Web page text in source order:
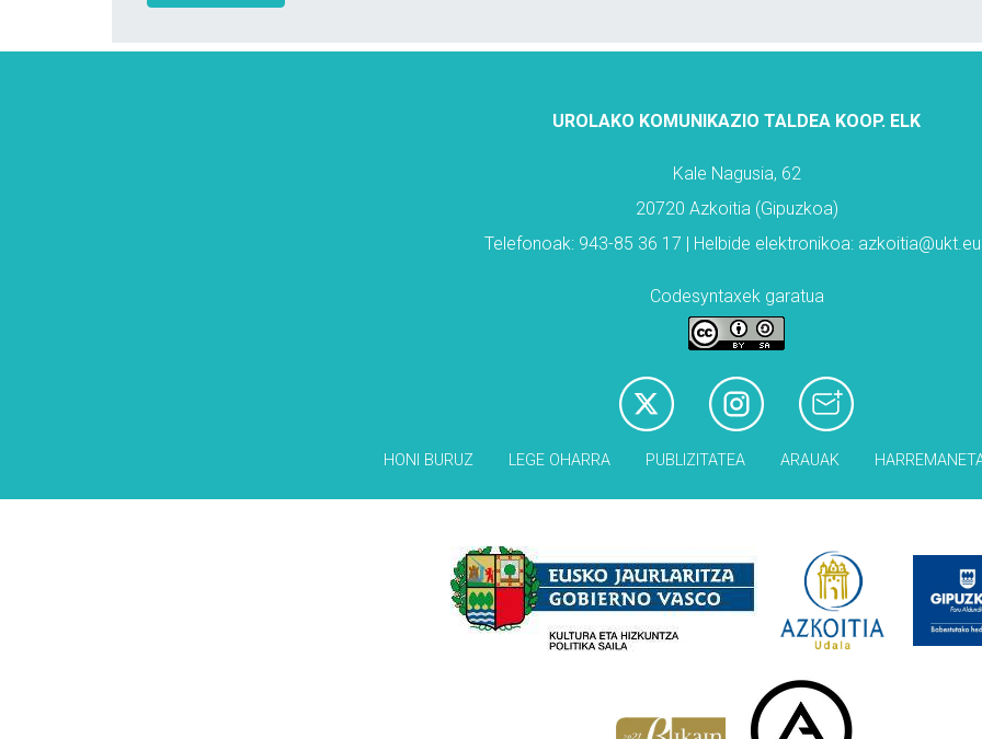
UROLAKO KOMUNIKAZIO TALDEA KOOP. ELK
Kale Nagusia, 62
20720 Azkoitia (Gipuzkoa)
Telefonoak: 943-85 36 17 | Helbide elektronikoa:
Codesyntaxek garatua
HONI BURUZ LEGE OHARRA PUBLIZITATEA ARAUAK